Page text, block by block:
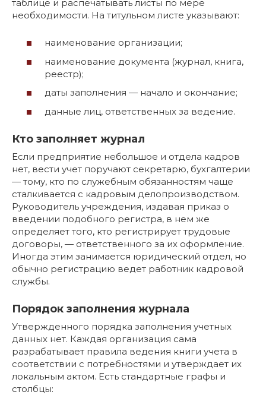
таблице и распечатывать листы по мере
необходимости. На титульном листе указывают:
наименование организации;
наименование документа (журнал, книга,
реестр);
даты заполнения — начало и окончание;
данные лиц, ответственных за ведение.
Кто заполняет журнал
Если предприятие небольшое и отдела кадров
нет, вести учет поручают секретарю, бухгалтерии
— тому, кто по служебным обязанностям чаще
сталкивается с кадровым делопроизводством.
Руководитель учреждения, издавая приказ о
введении подобного регистра, в нем же
определяет того, кто регистрирует трудовые
договоры, — ответственного за их оформление.
Иногда этим занимается юридический отдел, но
обычно регистрацию ведет работник кадровой
службы.
Порядок заполнения журнала
Утвержденного порядка заполнения учетных
данных нет. Каждая организация сама
разрабатывает правила ведения книги учета в
соответствии с потребностями и утверждает их
локальным актом. Есть стандартные графы и
столбцы: